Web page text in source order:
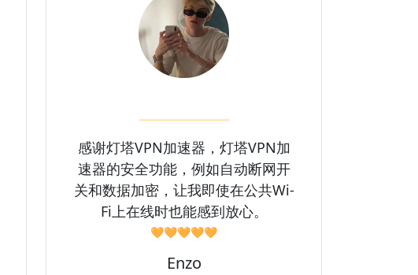
感谢灯塔VPN加速器，灯塔VPN加
速器的安全功能，例如自动断网开
关和数据加密，让我即使在公共Wi-
Fi上在线时也能感到放心。
🧡🧡🧡🧡🧡
Enzo